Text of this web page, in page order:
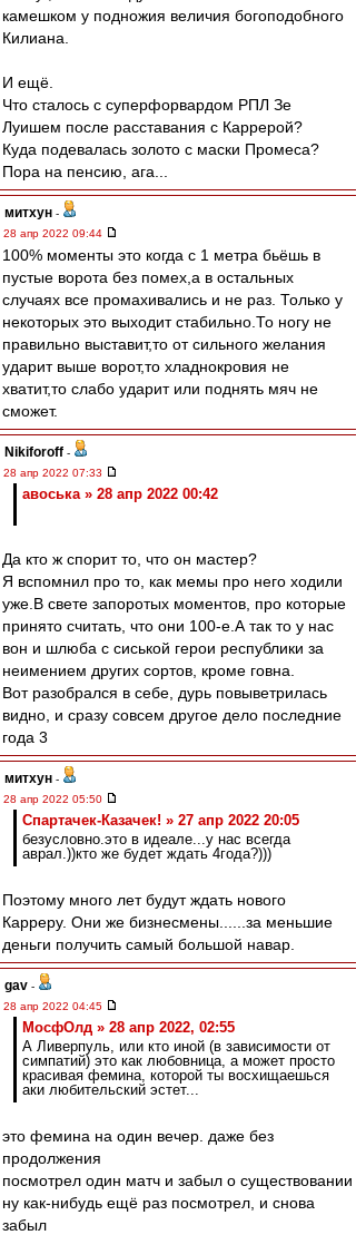
камешком у подножия величия богоподобного
Килиана.
И ещё.
Что сталось с суперфорвардом РПЛ Зе
Луишем после расставания с Каррерой?
Куда подевалась золото с маски Промеса?
Пора на пенсию, ага...
митхун -
28 апр 2022 09:44
100% моменты это когда с 1 метра бьёшь в
пустые ворота без помех,а в остальных
случаях все промахивались и не раз. Только у
некоторых это выходит стабильно.То ногу не
правильно выставит,то от сильного желания
ударит выше ворот,то хладнокровия не
хватит,то слабо ударит или поднять мяч не
сможет.
Nikiforoff -
28 апр 2022 07:33
авоська » 28 апр 2022 00:42
Да кто ж спорит то, что он мастер?
Я вспомнил про то, как мемы про него ходили
уже.В свете запоротых моментов, про которые
принято считать, что они 100-е.А так то у нас
вон и шлюба с сиськой герои республики за
неимением других сортов, кроме говна.
Вот разобрался в себе, дурь повыветрилась
видно, и сразу совсем другое дело последние
года 3
митхун -
28 апр 2022 05:50
Спартачек-Казачек! » 27 апр 2022 20:05
безусловно.это в идеале...у нас всегда
аврал.))кто же будет ждать 4года?)))
Поэтому много лет будут ждать нового
Карреру. Они же бизнесмены......за меньшие
деньги получить самый большой навар.
gav -
28 апр 2022 04:45
МосфОлд » 28 апр 2022, 02:55
А Ливерпуль, или кто иной (в зависимости от
симпатий) это как любовница, а может просто
красивая фемина, которой ты восхищаешься
аки любительский эстет...
это фемина на один вечер. даже без
продолжения
посмотрел один матч и забыл о существовании
ну как-нибудь ещё раз посмотрел, и снова
забыл